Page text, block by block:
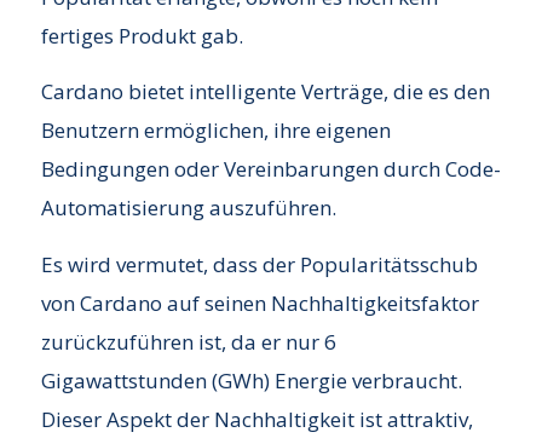
fertiges Produkt gab.
Cardano bietet intelligente Verträge, die es den
Benutzern ermöglichen, ihre eigenen
Bedingungen oder Vereinbarungen durch Code-
Automatisierung auszuführen.
Es wird vermutet, dass der Popularitätsschub
von Cardano auf seinen Nachhaltigkeitsfaktor
zurückzuführen ist, da er nur 6
Gigawattstunden (GWh) Energie verbraucht.
Dieser Aspekt der Nachhaltigkeit ist attraktiv,